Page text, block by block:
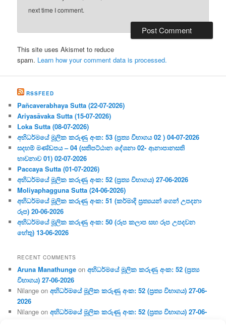
next time I comment.
This site uses Akismet to reduce
spam. Learn how your comment data is processed.
RSSFEED
Pañcaverabhaya Sutta (22-07-2026)
Ariyasāvaka Sutta (15-07-2026)
Loka Sutta (08-07-2026)
අභිධර්මයේ මූලික කරුණු අංක: 53 (ප්‍ර‍ත්‍ය විභාගය 02 ) 04-07-2026
සදහම් මණ්ඩපය – 04 (සතිපට්ඨාන දේශනා 02- ආනාපානසති
භාවනාව 01) 02-07-2026
Paccaya Sutta (01-07-2026)
අභිධර්මයේ මූලික කරුණු අංක: 52 (ප්‍ර‍ත්‍ය විභාගය) 27-06-2026
Moliyaphagguna Sutta (24-06-2026)
අභිධර්මයේ මූලික කරුණු අංක: 51 (කර්මාදි ප්‍ර‍ත්‍යයන් ගෙන් උපදනා
රූප) 20-06-2026
අභිධර්මයේ මූලික කරුණු අංක: 50 (රූප කලාප සහ රූප උපදවන
හේතු) 13-06-2026
RECENT COMMENTS
Aruna Manathunge onඅභිධර්මයේ මූලික කරුණු අංක: 52 (ප්‍ර‍ත්‍ය
විභාගය) 27-06-2026
Nilange onඅභිධර්මයේ මූලික කරුණු අංක: 52 (ප්‍ර‍ත්‍ය විභාගය) 27-06-
2026
Nilange onඅභිධර්මයේ මූලික කරුණු අංක: 52 (ප්‍ර‍ත්‍ය විභාගය) 27-06-